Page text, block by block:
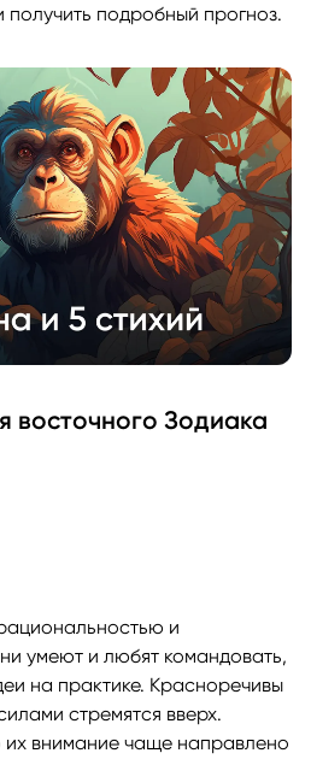
получить подробный прогноз.
восточного Зодиака
и
умеют и любят командовать,
на практике. Красноречивы
стремятся вверх.
внимание чаще направлено